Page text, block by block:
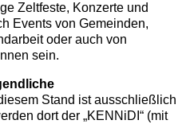
Zeltfeste, Konzerte und
Events von Gemeinden,
oder auch von
sein.
Stand ist ausschließlich
dort der „KENNiDI“ (mit